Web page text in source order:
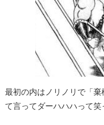
最初の内はノリノリで「棄
て言ってダーハハハって笑